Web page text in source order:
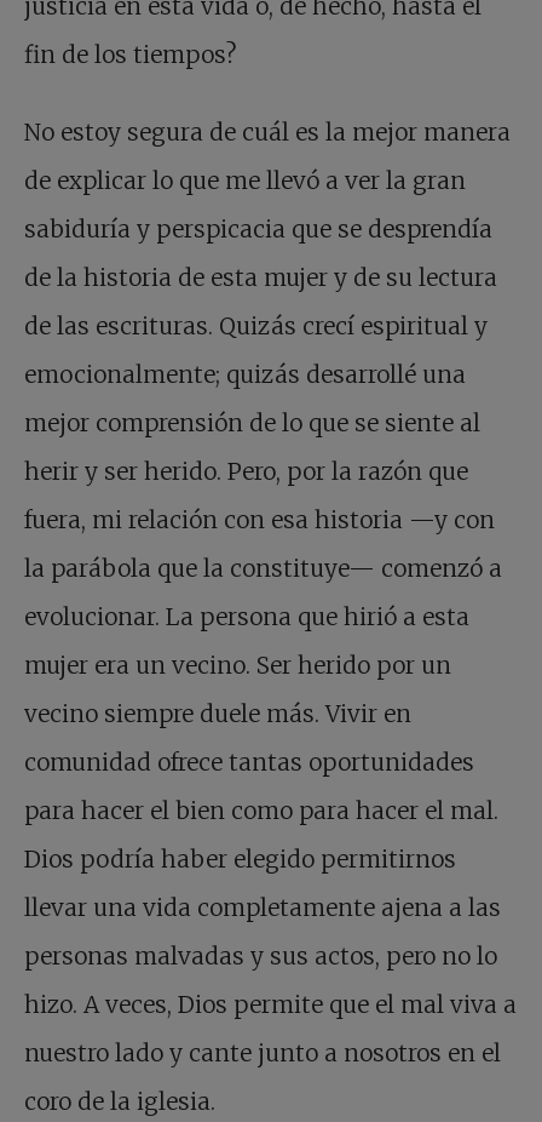
justicia en esta vida o, de hecho, hasta el
fin de los tiempos?
No estoy segura de cuál es la mejor manera
de explicar lo que me llevó a ver la gran
sabiduría y perspicacia que se desprendía
de la historia de esta mujer y de su lectura
de las escrituras. Quizás crecí espiritual y
emocionalmente; quizás desarrollé una
mejor comprensión de lo que se siente al
herir y ser herido. Pero, por la razón que
fuera, mi relación con esa historia —y con
la parábola que la constituye— comenzó a
evolucionar. La persona que hirió a esta
mujer era un vecino. Ser herido por un
vecino siempre duele más. Vivir en
comunidad ofrece tantas oportunidades
para hacer el bien como para hacer el mal.
Dios podría haber elegido permitirnos
llevar una vida completamente ajena a las
personas malvadas y sus actos, pero no lo
hizo. A veces, Dios permite que el mal viva a
nuestro lado y cante junto a nosotros en el
coro de la iglesia.